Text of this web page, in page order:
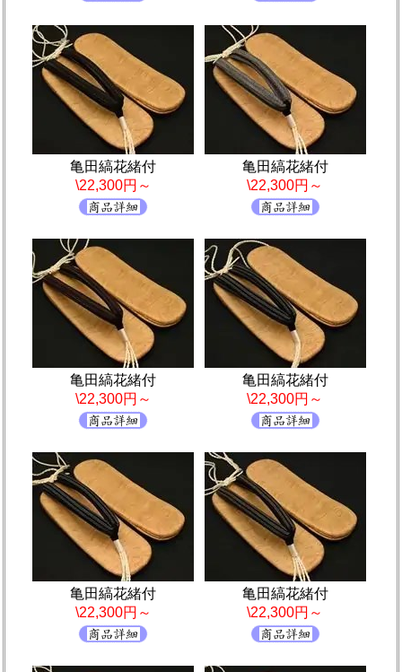
亀田縞花緒付
\22,300円～
亀田縞花緒付
\22,300円～
亀田縞花緒付
\22,300円～
亀田縞花緒付
\22,300円～
亀田縞花緒付
\22,300円～
亀田縞花緒付
\22,300円～